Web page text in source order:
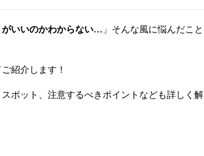
がいいのかわからない… 」そんな風に悩んだこと
紹介します！
ポット、注意するべきポイントなども詳しく解